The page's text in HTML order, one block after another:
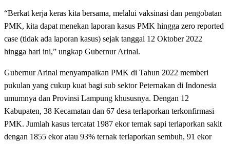
“Berkat kerja keras kita bersama, melalui vaksinasi dan pengobatan
PMK, kita dapat menekan laporan kasus PMK hingga zero reported
case (tidak ada laporan kasus) sejak tanggal 12 Oktober 2022
hingga hari ini,” ungkap Gubernur Arinal.
Gubernur Arinal menyampaikan PMK di Tahun 2022 memberi
pukulan yang cukup kuat bagi sub sektor Peternakan di Indonesia
umumnya dan Provinsi Lampung khususnya. Dengan 12
Kabupaten, 38 Kecamatan dan 67 desa terlaporkan terkonfirmasi
PMK. Jumlah kasus tercatat 1987 ekor ternak sapi terlaporkan sakit
dengan 1855 ekor atau 93% ternak terlaporkan sembuh, 91 ekor